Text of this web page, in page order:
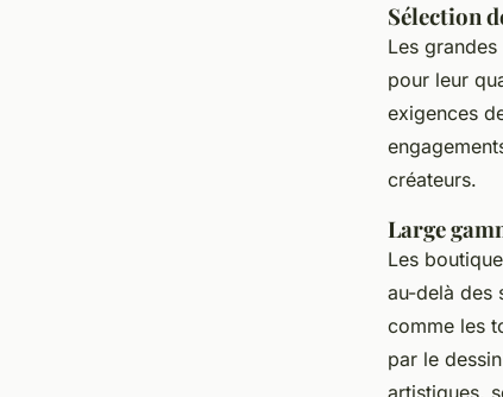
Sélection
Les
pour leur
exigences
créateurs.
Large
Les
au-delà des
comme les
par le